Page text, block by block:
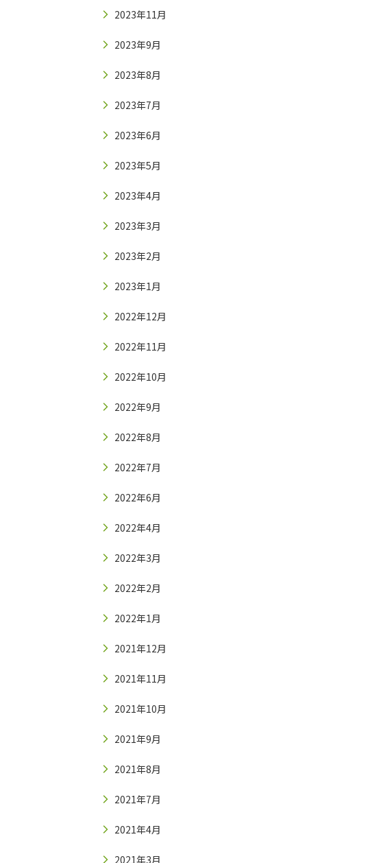
2023年11月
2023年9月
2023年8月
2023年7月
2023年6月
2023年5月
2023年4月
2023年3月
2023年2月
2023年1月
2022年12月
2022年11月
2022年10月
2022年9月
2022年8月
2022年7月
2022年6月
2022年4月
2022年3月
2022年2月
2022年1月
2021年12月
2021年11月
2021年10月
2021年9月
2021年8月
2021年7月
2021年4月
2021年3月